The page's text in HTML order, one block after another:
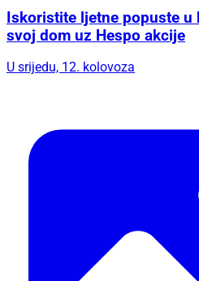
Iskoristite ljetne popuste
svoj dom uz Hespo akcije
U srijedu, 12. kolovoza